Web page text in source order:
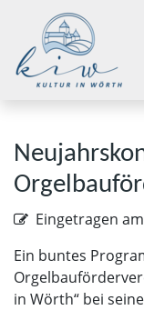
Eingetragen am
Ein buntes
in Wörth“ bei